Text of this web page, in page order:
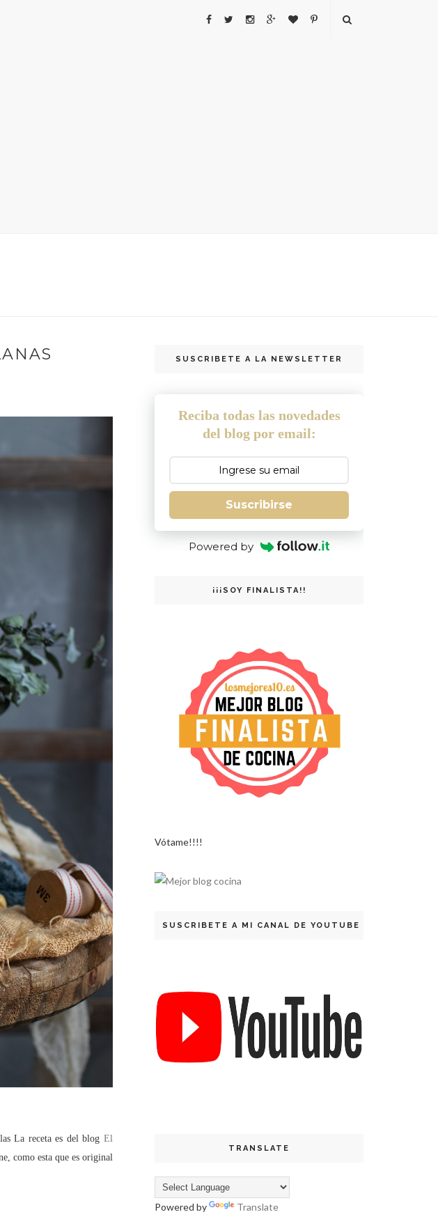
La receta es del blog El
como esta que es original
SUSCRIBETE A LA NEWSLETTER
Reciba todas las novedades
del blog por email:
Suscribirse
Powered by
¡¡¡SOY FINALISTA!!
Vótame!!!!
SUSCRIBETE A MI CANAL DE YOUTUBE
TRANSLATE
Powered by Translate